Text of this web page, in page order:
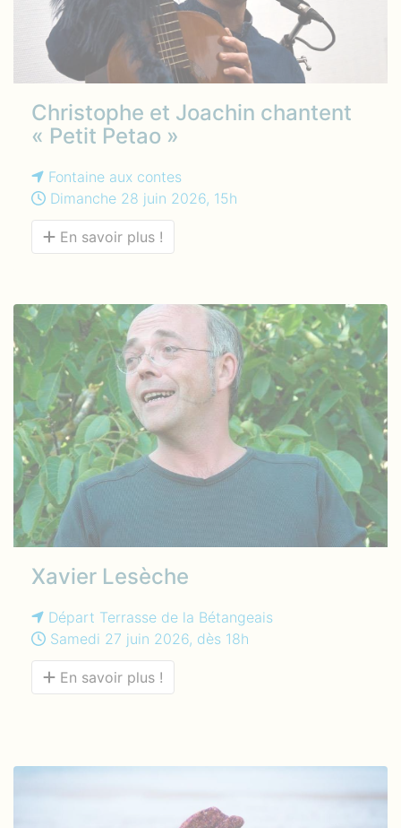
Christophe et Joachin chantent
« Petit Petao »
Fontaine aux contes
Dimanche 28 juin 2026, 15h
En savoir plus !
Xavier Lesèche
Départ Terrasse de la Bétangeais
Samedi 27 juin 2026, dès 18h
En savoir plus !